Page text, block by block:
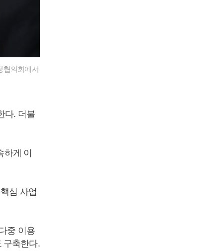
협의회에서
다. 더불
하게 이
심 사업
중 이용
구축한다.